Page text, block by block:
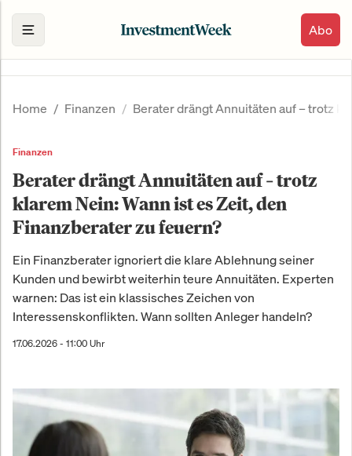
Abo
Home Finanzen Berater drängt Annuitäten auf – trotz
Finanzen
Berater drängt Annuitäten auf – trotz
klarem Nein: Wann ist es Zeit, den
Finanzberater zu feuern?
Ein Finanzberater ignoriert die klare Ablehnung seiner
Kunden und bewirbt weiterhin teure Annuitäten. Experten
warnen: Das ist ein klassisches Zeichen von
Interessenskonflikten. Wann sollten Anleger handeln?
17.06.2026 - 11:00 Uhr